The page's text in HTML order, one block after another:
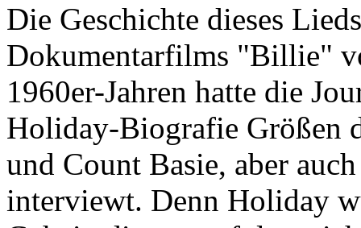
Die Geschichte dieses
Dokumentarfilms "Billie"
1960er-Jahren hatte die
Holiday-Biografie Größen
und Count Basie, aber
interviewt. Denn Holiday